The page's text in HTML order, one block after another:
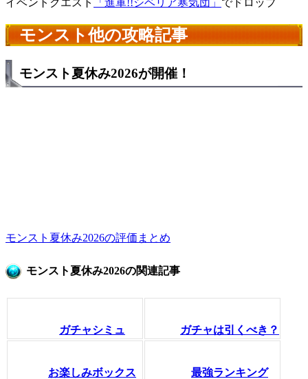
イベントクエスト 「進軍!!シベリア寒気団」 でドロップ
モンスト他の攻略記事
モンスト夏休み2026が開催！
モンスト夏休み2026の評価まとめ
モンスト夏休み2026の関連記事
ガチャシミュ ガチャは引くべき？
お楽しみボックス 最強ランキング